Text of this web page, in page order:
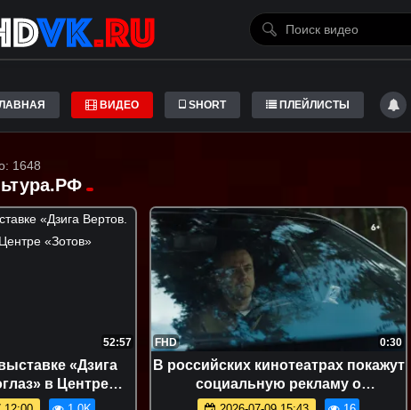
ВИДЕО SHORT ПЛЕЙЛИСТЫ
1648
52:57
«Дзига
в Центре
FHD 0:30
В российских кинотеатрах покажут
социальную рекламу о
безопасности дорожного